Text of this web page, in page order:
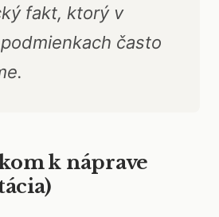
fakt, ktorý v
často
k náprave